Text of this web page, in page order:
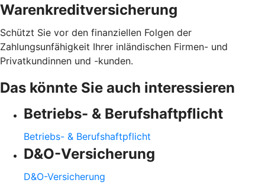
Warenkreditversicherung
Schützt Sie vor den finanziellen Folgen der
Zahlungsunfähigkeit Ihrer inländischen Firmen- und
Privatkundinnen und -kunden.
Das könnte Sie auch interessieren
Betriebs- & Berufshaftpflicht
Betriebs- & Berufshaftpflicht
D&O-Versicherung
D&O-Versicherung